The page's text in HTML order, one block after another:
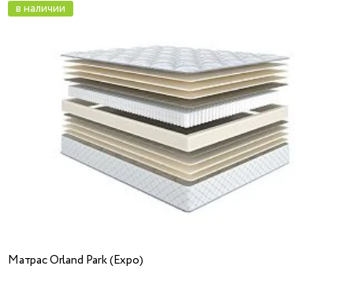
в наличии
Матрас Orland Park (Expo)